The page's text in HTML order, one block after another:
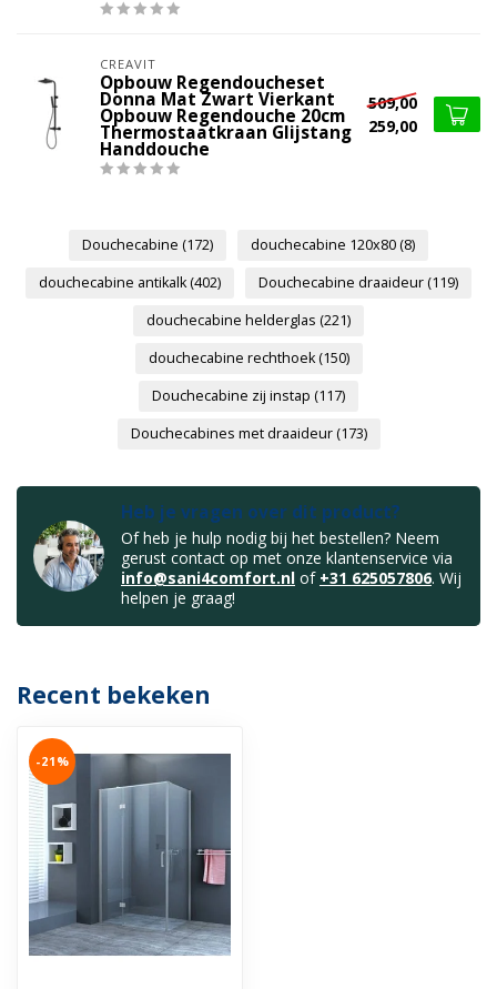
CREAVIT
Opbouw Regendoucheset
Donna Mat Zwart Vierkant
Opbouw Regendouche 20cm
Thermostaatkraan Glijstang
Handdouche
509,00
259,00
Douchecabine (172) douchecabine 120x80(8)
douchecabine antikalk(402) Douchecabine draaideur(119)
douchecabine helderglas (221)
douchecabine rechthoek(150)
Douchecabine zij instap (117)
Douchecabines met draaideur(173)
Heb je vragen over dit product?
Of heb je hulp nodig bij het bestellen? Neem
gerust contact op met onze klantenservice via
info@sani4comfort.nl of +31 625057806. Wij
helpen je graag!
Recent bekeken
-21%